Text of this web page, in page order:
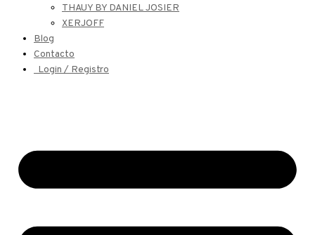
THAUY BY DANIEL JOSIER
XERJOFF
Blog
Contacto
Login / Registro